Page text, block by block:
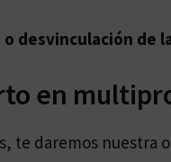
desvinculación de
en
te daremos nuestra